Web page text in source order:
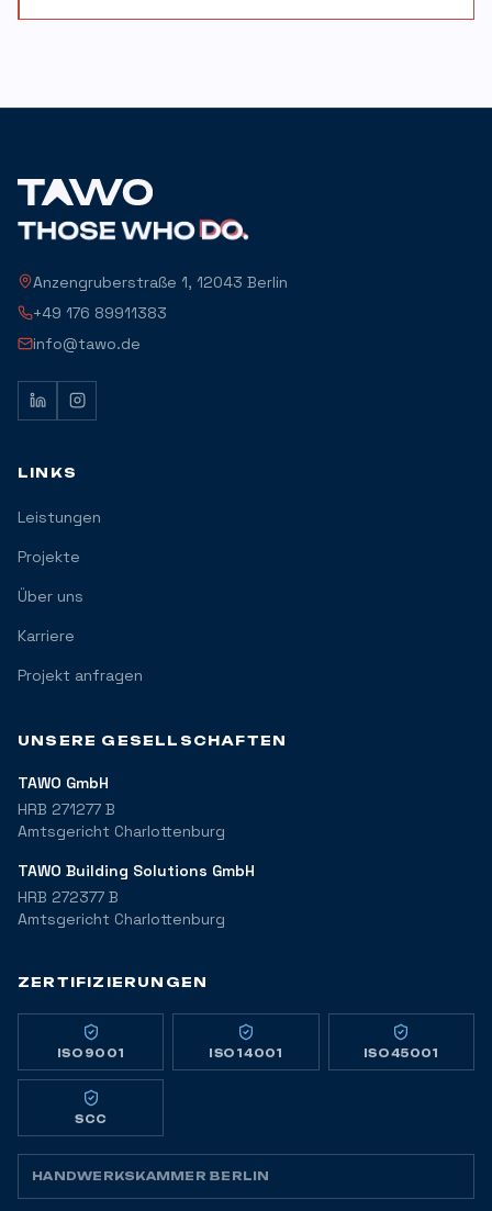
Anzengruberstraße 1, 12043 Berlin
+49 176 89911383
info@tawo.de
LINKS
Leistungen
Projekte
Über uns
Karriere
Projekt anfragen
UNSERE GESELLSCHAFTEN
TAWO GmbH
HRB 271277 B
Amtsgericht Charlottenburg
TAWO Building Solutions GmbH
HRB 272377 B
Amtsgericht Charlottenburg
ZERTIFIZIERUNGEN
ISO 9001 ISO 14001 ISO 45001
SCC
HANDWERKSKAMMER BERLIN